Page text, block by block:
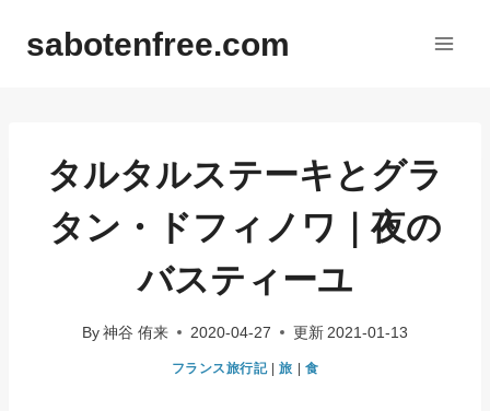
sabotenfree.com
タルタルステーキとグラ
タン・ドフィノワ｜夜の
バスティーユ
By 神谷 侑来 2020-04-27 更新 2021-01-13
フランス旅行記|旅 食